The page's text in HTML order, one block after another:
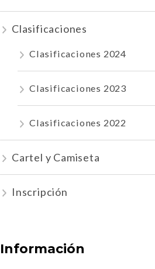
Clasificaciones
Clasificaciones 2024
Clasificaciones 2023
Clasificaciones 2022
Cartel y Camiseta
Inscripción
Información